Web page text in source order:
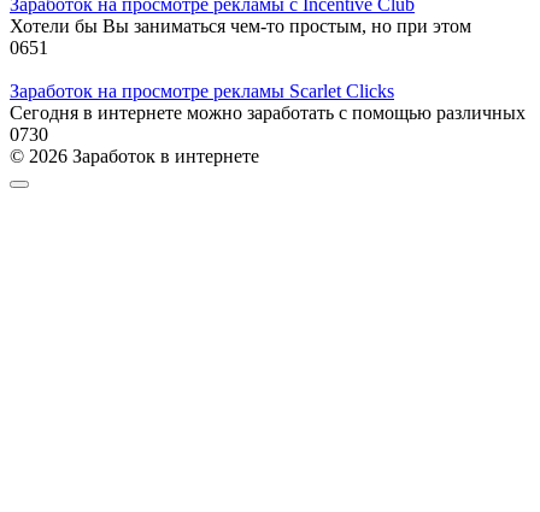
Заработок на просмотре рекламы с Incentive Club
Хотели бы Вы заниматься чем-то простым, но при этом
0651
Заработок на просмотре рекламы Scarlet Clicks
Сегодня в интернете можно заработать с помощью различных
0730
© 2026 Заработок в интернете